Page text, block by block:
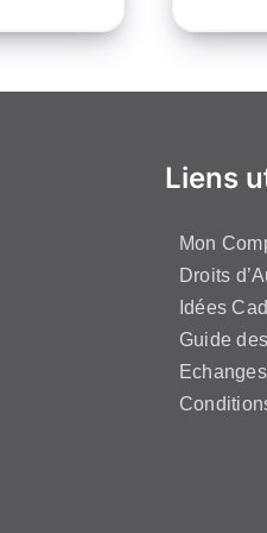
Liens
Mon
Droits
Idées
Guide